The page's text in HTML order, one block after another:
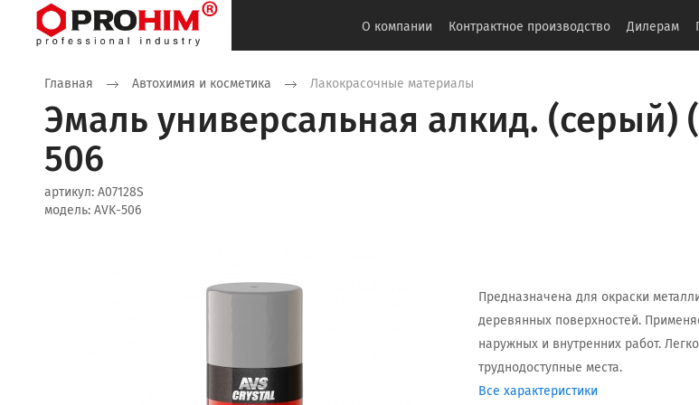
О компании Контрактное производство Дилерам
Главная Автохимия и косметика Лакокрасочные материалы
Эмаль универсальная алкид. (серый)
506
артикул: A07128S
модель: AVK-506
Предназначена для окраски
деревянных поверхностей.
наружных и внутренних работ.
труднодоступные места.
Все характеристики